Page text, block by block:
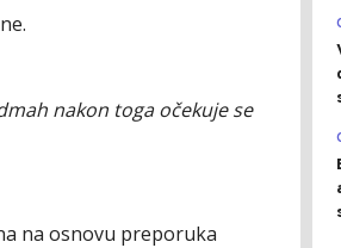
nakon toga očekuje se
na osnovu preporuka